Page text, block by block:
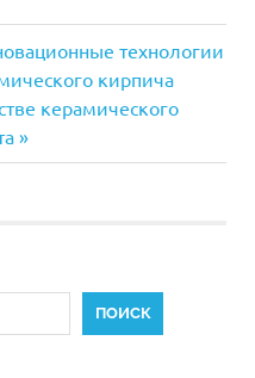
технологии
кирпича
керамического
ПОИСК